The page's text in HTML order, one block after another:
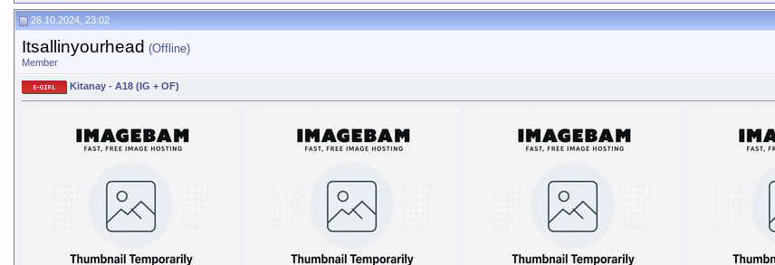
26.10.2024, 23:02
Itsallinyourhead (Offline)
Member
Kitanay - A18 (IG + OF)